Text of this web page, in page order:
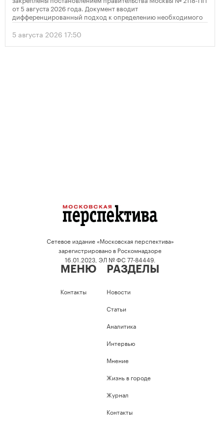
от 5 августа 2026 года. Документ вводит
дифференцированный подход к определению необходимого
количества парковок в зависимости от площади квартир и
устанавливает переходный период для уже согласованных
проектов.
5 августа 2026 17:50
Сетевое издание «Московская перспектива»
зарегистрировано в Роскомнадзоре
16.01.2023, ЭЛ № ФС 77-84449.
МЕНЮ
Контакты
РАЗДЕЛЫ
Новости
Статьи
Аналитика
Интервью
Мнение
Жизнь в городе
Журнал
Контакты